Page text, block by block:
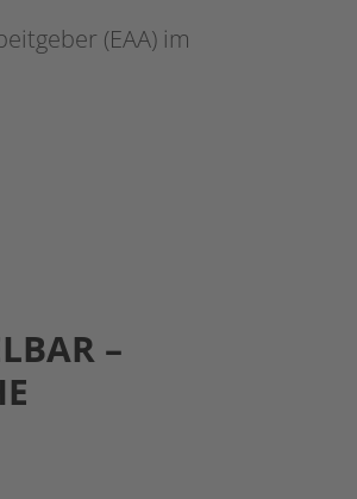
(EAA) im
–